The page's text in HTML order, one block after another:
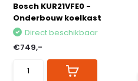
Bosch KUR21VFE0 -
Onderbouw koelkast
Direct beschikbaar
€749,-